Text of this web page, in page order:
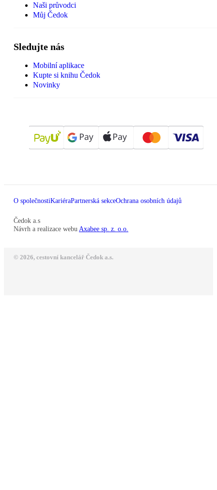
Naši průvodci
Můj Čedok
Sledujte nás
Mobilní aplikace
Kupte si knihu Čedok
Novinky
O společnostiKariéraPartnerská sekceOchrana osobních údajů
Čedok a.s
Návrh a realizace webu Axabee sp. z. o.o.
© 2026, cestovní kancelář Čedok a.s.